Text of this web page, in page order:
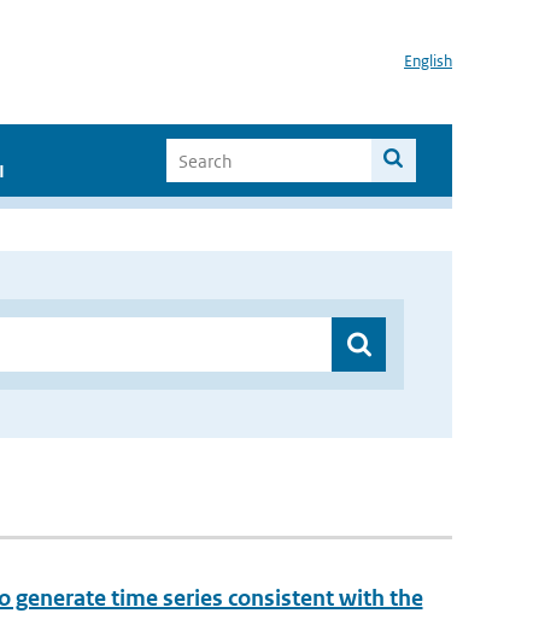
English
time series consistent with the